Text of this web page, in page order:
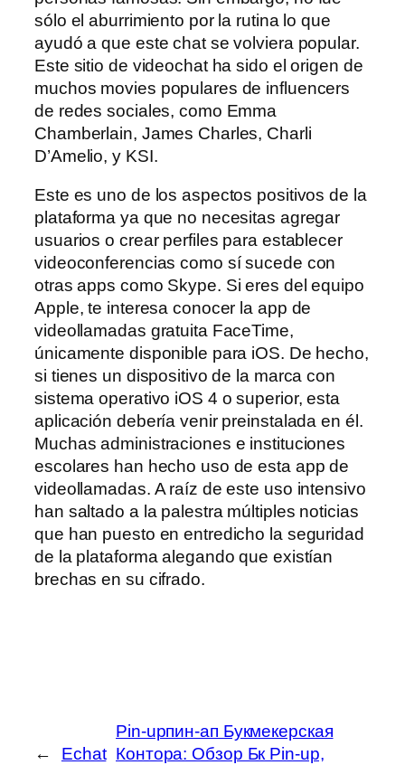
sólo el aburrimiento por la rutina lo que
ayudó a que este chat se volviera popular.
Este sitio de videochat ha sido el origen de
muchos movies populares de influencers
de redes sociales, como Emma
Chamberlain, James Charles, Charli
D’Amelio, y KSI.
Este es uno de los aspectos positivos de la
plataforma ya que no necesitas agregar
usuarios o crear perfiles para establecer
videoconferencias como sí sucede con
otras apps como Skype. Si eres del equipo
Apple, te interesa conocer la app de
videollamadas gratuita FaceTime,
únicamente disponible para iOS. De hecho,
si tienes un dispositivo de la marca con
sistema operativo iOS 4 o superior, esta
aplicación debería venir preinstalada en él.
Muchas administraciones e instituciones
escolares han hecho uso de esta app de
videollamadas. A raíz de este uso intensivo
han saltado a la palestra múltiples noticias
que han puesto en entredicho la seguridad
de la plataforma alegando que existían
brechas en su cifrado.
←
Echat
Pin-upпин-ап Букмекерская
Контора: Обзор Бк Pin-up,